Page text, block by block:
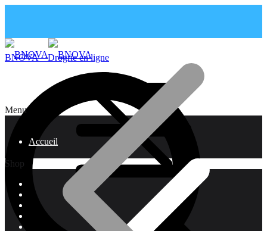
Menu
Accueil
Shop
BNOVA – Drogrie en ligne